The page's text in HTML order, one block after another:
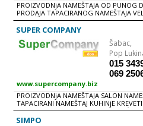
PROIZVODNjA NAMEŠTAJA OD PUNOG
PRODAJA TAPACIRANOG NAMEŠTAJA
NAMEŠTAJA STOLICE STOLOVI KLUB
KOMODE i VITRINE GARNITURE i LEŽAJEVI
SUPER COMPANY
Šabac,
Pop
015
069
www.supercompany.biz
PROIZVODNjA NAMEŠTAJA SALON
TAPACIRANI NAMEŠTAJ KUHINjE
STOLICE DAKTILO STOLICE TABURIĆI
SIMPO